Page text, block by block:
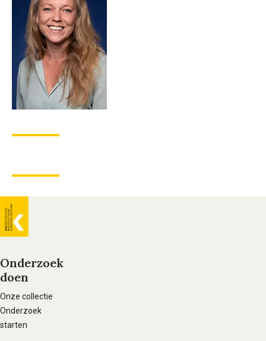
Algemene
Voet
hoofdnavigatie
Onderzoek
doen
Onze collectie
Onderzoek
starten